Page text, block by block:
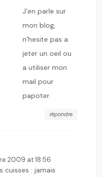
J’en parle sur
mon blog,
n’hesite pas a
jeter un oeil ou
a utiliser mon
mail pour
papoter.
répondre
2009 at 18:56
cuisses : jamais